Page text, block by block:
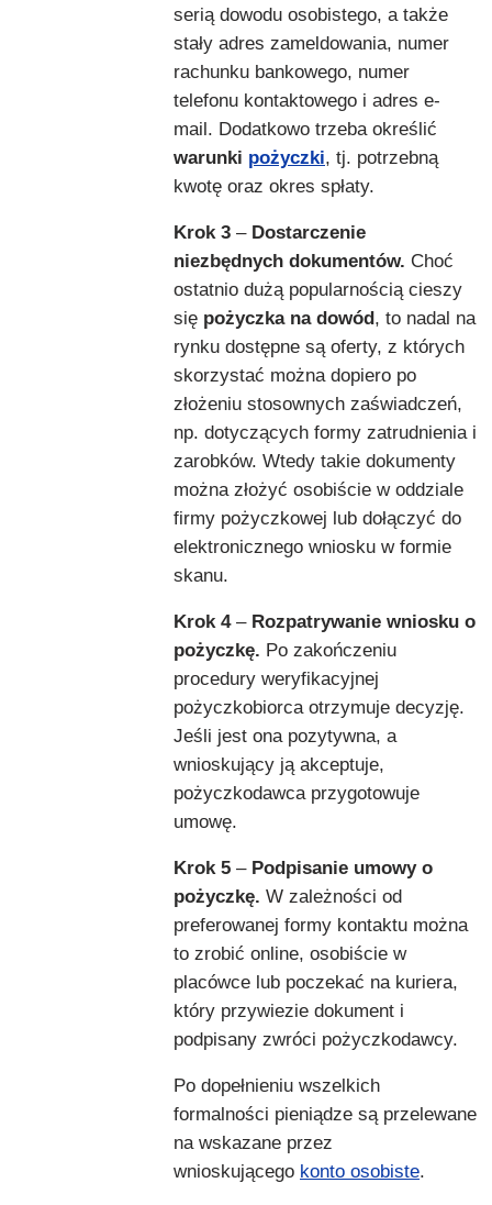
serią dowodu osobistego, a także
stały adres zameldowania, numer
rachunku bankowego, numer
telefonu kontaktowego i adres e-
mail. Dodatkowo trzeba określić
warunki pożyczki, tj. potrzebną
kwotę oraz okres spłaty.
Krok 3 – Dostarczenie
niezbędnych dokumentów. Choć
ostatnio dużą popularnością cieszy
się pożyczka na dowód , to nadal na
rynku dostępne są oferty, z których
skorzystać można dopiero po
złożeniu stosownych zaświadczeń,
np. dotyczących formy zatrudnienia i
zarobków. Wtedy takie dokumenty
można złożyć osobiście w oddziale
firmy pożyczkowej lub dołączyć do
elektronicznego wniosku w formie
skanu.
Krok 4– Rozpatrywanie wniosku o
pożyczkę. Po zakończeniu
procedury weryfikacyjnej
pożyczkobiorca otrzymuje decyzję.
Jeśli jest ona pozytywna, a
wnioskujący ją akceptuje,
pożyczkodawca przygotowuje
umowę.
Krok 5 – Podpisanie umowy o
pożyczkę. W zależności od
preferowanej formy kontaktu można
to zrobić online, osobiście w
placówce lub poczekać na kuriera,
który przywiezie dokument i
podpisany zwróci pożyczkodawcy.
Po dopełnieniu wszelkich
formalności pieniądze są przelewane
na wskazane przez
wnioskującego konto osobiste.